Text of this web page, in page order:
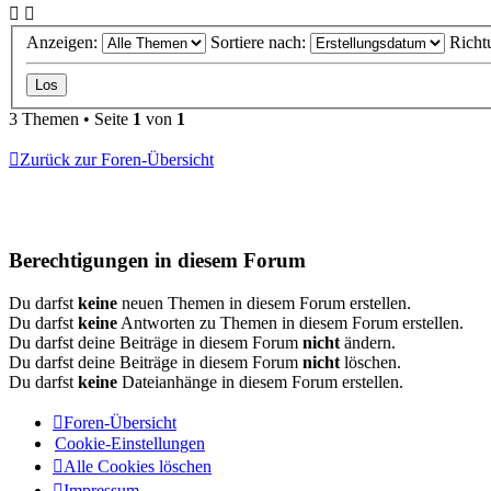
Anzeigen: Sortiere nach:
3 Themen • Seite 1 von 1
Zurück zur Foren-Übersicht
Berechtigungen in diesem Forum
Du darfst keine neuen Themen in diesem Forum erstellen.
Du darfst keine Antworten zu Themen in diesem Forum erstellen.
Du darfst deine Beiträge in diesem Forum nicht ändern.
Du darfst deine Beiträge in diesem Forum nicht löschen.
Du darfst keine Dateianhänge in diesem Forum erstellen.
Foren-Übersicht
Cookie-Einstellungen
Alle Cookies löschen